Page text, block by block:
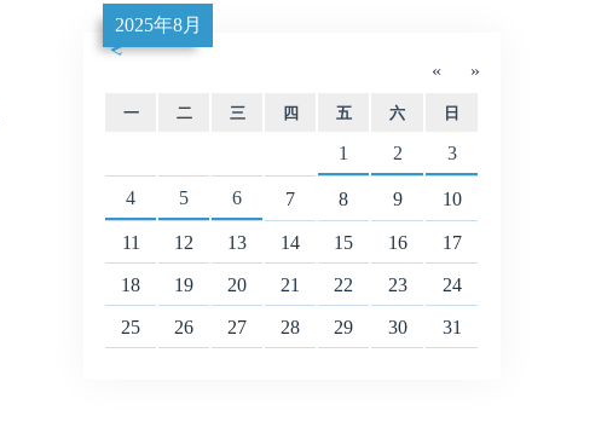
«
2025年8月
»
一 二 三 四 五 六 日
1 2 3
4 5 6 7 8 9 10
11 12 13 14 15 16 17
18 19 20 21 22 23 24
25 26 27 28 29 30 31